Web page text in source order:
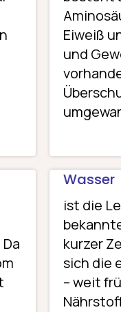
Eiweiß
und
Wasser
ist die
kurzer
sich die
– weit